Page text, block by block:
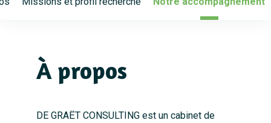
À propos
DE GRAËT CONSULTING est un cabinet de